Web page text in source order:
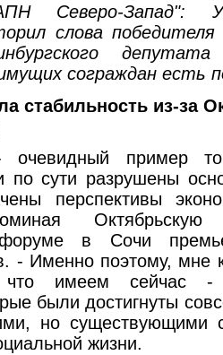
Северо-Запад":
слова победителя
сограждан есть
стабильность из-за
пример
по сути разрушены
перспективы
в Сочи
- Именно поэтому, мне
имеем сейчас -
были достигнуты
но существующими
жизни.